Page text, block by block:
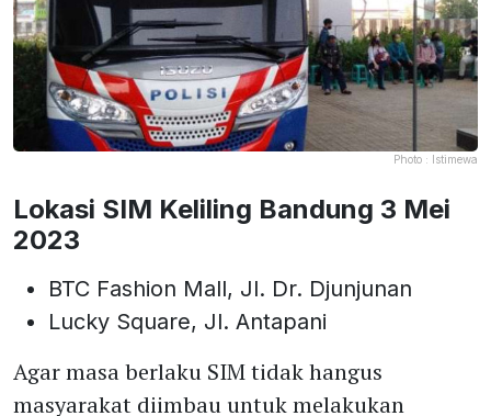
Photo : Istimewa
Lokasi SIM Keliling Bandung 3 Mei
2023
BTC Fashion Mall, Jl. Dr. Djunjunan
Lucky Square, Jl. Antapani
Agar masa berlaku SIM tidak hangus
masyarakat diimbau untuk melakukan